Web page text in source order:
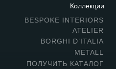
Коллекции
ATELIER
BESPOKE INTERIORS
BORGHI D’ITALIA
METALL
ПОЛУЧИТЬ КАТАЛОГ